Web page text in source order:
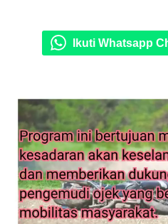
Ikuti Whatsapp